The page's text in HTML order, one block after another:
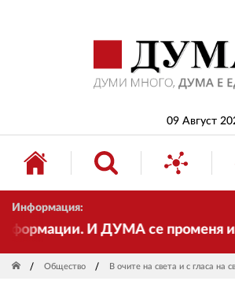
09 Август
Информация:
И ДУМА се променя и
Общество В очите на света и с гласа на
БЪЛГАРИЯ
ИЗБОРИ
СВЯТ